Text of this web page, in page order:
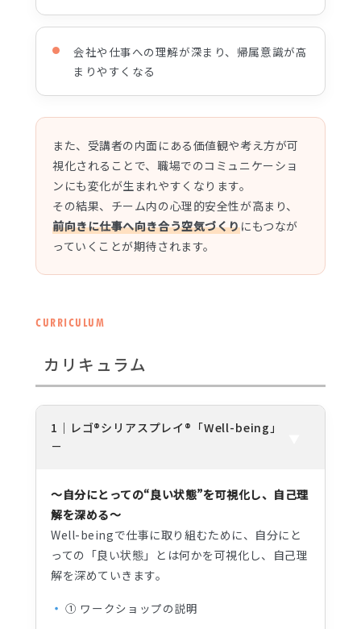
会社や仕事への理解が深まり、帰属意識が高
まりやすくなる
また、受講者の内面にある価値観や考え方が可
視化されることで、職場でのコミュニケーショ
ンにも変化が生まれやすくなります。
その結果、チーム内の心理的安全性が高まり、
前向きに仕事へ向き合う空気づくりにもつなが
っていくことが期待されます。
CURRICULUM
カリキュラム
1｜レゴ®シリアスプレイ®「Well-being」
～自分にとっての“良い状態”を可視化し、自己理
解を深める～
Well-beingで仕事に取り組むために、自分にと
っての「良い状態」とは何かを可視化し、自己理
解を深めていきます。
① ワークショップの説明